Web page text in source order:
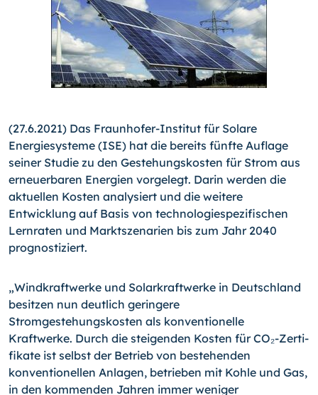
(27.6.2021) Das Fraunhofer-Institut für Solare
Energiesysteme (ISE) hat die bereits fünfte Auflage
seiner Studie zu den Gestehungskosten für Strom aus
erneuerbaren Energien vorgelegt. Darin werden die
aktuellen Kosten analysiert und die weitere
Entwicklung auf Basis von technologiespezifischen
Lernraten und Marktszenarien bis zum Jahr 2040
prognostiziert.
„Windkraftwerke und Solarkraftwerke in Deutschland
besitzen nun deutlich geringere
Stromgestehungskosten als konventionelle
Kraftwerke. Durch die steigenden Kosten für CO₂-Zer­ti­
fi­kate ist selbst der Betrieb von bestehenden
konventionellen Anlagen, betrieben mit Kohle und Gas,
in den kommenden Jahren immer weniger